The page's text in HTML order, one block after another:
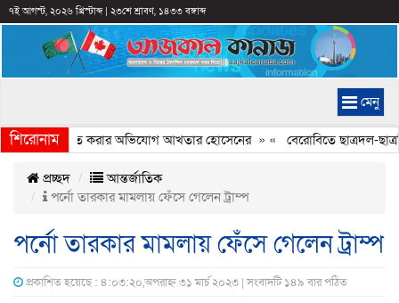
৭ই আগস্ট, ২০২৬ খ্রিস্টাব্দ| ২৩শে শ্রাবণ, ১৪৩৩ বঙ্গাব্দ
মেনু
শিরোনাম
ইতিহাস বিকৃত করার অভিযোগ আখতার হোসেনের» «বেরোবিতে ছাত্রদল-
প্রচ্ছদ
আন্তর্জাতিক
পর্নো তারকার মামলায় ফেঁসে গেলেন ট্রাম্প
পর্নো তারকার মামলায় ফেঁসে গেলেন ট্রাম্প
প্রকাশিত হয়েছে : ৪:০৩:২০,অপরাহ্ন ৩১ মার্চ ২০২৩ | সংবাদটি ১৪৯ বার পঠিত